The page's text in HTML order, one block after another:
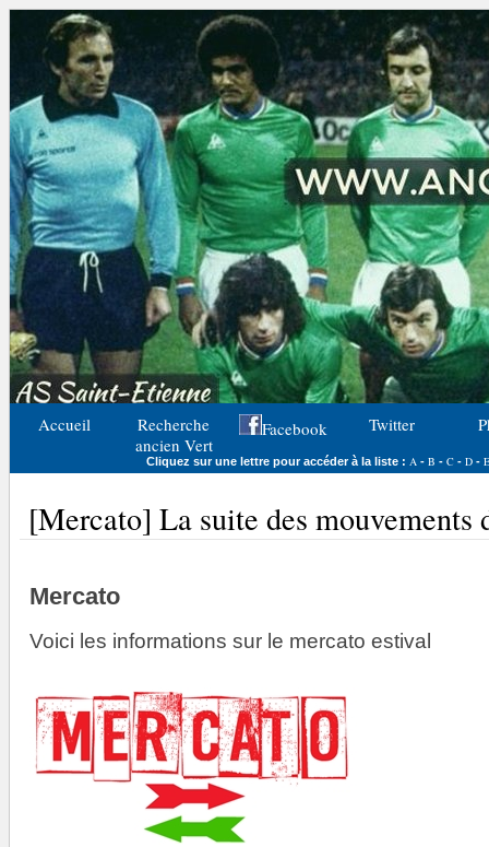
Accueil
Recherche
ancien Vert
Facebook Twitter
Cliquez sur une lettre pour accéder à la liste : A - B - C- D- E
[Mercato] La suite des mouvements
Mercato
Voici les informations sur le mercato estival